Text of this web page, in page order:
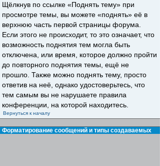
Щёлкнув по ссылке «Поднять тему» при
просмотре темы, вы можете «поднять» её в
верхнюю часть первой страницы форума.
Если этого не происходит, то это означает, что
возможность поднятия тем могла быть
отключена, или время, которое должно пройти
до повторного поднятия темы, ещё не
прошло. Также можно поднять тему, просто
ответив на неё, однако удостоверьтесь, что
тем самым вы не нарушаете правила
конференции, на которой находитесь.
Вернуться к началу
Форматирование сообщений и типы создаваемых